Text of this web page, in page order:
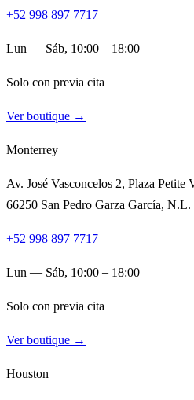
+52 998 897 7717
Lun — Sáb, 10:00 – 18:00
Solo con previa cita
Ver boutique →
Monterrey
Av. José Vasconcelos 2, Plaza
66250 San Pedro Garza García, N.L.
+52 998 897 7717
Lun — Sáb, 10:00 – 18:00
Solo con previa cita
Ver boutique →
Houston